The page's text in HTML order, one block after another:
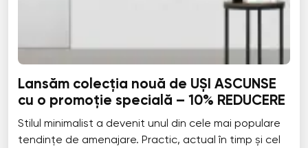
Lansăm colecția nouă de UȘI ASCUNSE
cu o promoție specială – 10% REDUCERE
Stilul minimalist a devenit unul din cele mai populare
tendințe de amenajare. Practic, actual în timp și cel